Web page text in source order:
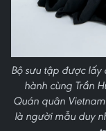
Bộ sưu tập được
hành cùng Trần
Quán quân
là người mẫu duy